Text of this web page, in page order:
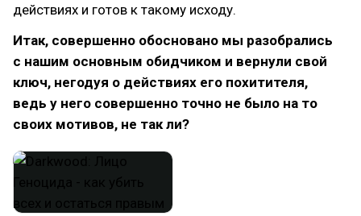
действиях и готов к такому исходу.
Итак, совершенно обосновано мы разобрались
с нашим основным обидчиком и вернули свой
ключ, негодуя о действиях его похитителя,
ведь у него совершенно точно не было на то
своих мотивов, не так ли?